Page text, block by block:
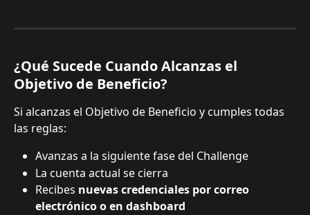
¿Qué Sucede Cuando Alcanzas el
Objetivo de Beneficio?
Si alcanzas el Objetivo de Beneficio y cumples todas
las reglas:
Avanzas a la siguiente fase del Challenge
La cuenta actual se cierra
Recibes nuevas credenciales por correo
electrónico o en dashboard